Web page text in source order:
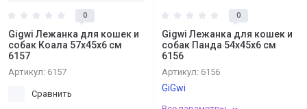
0
Gigwi Лежанка для кошек и
собак Коала 57x45x6 см
6157
Артикул: 6157
Сравнить
0
Gigwi Лежанка для кошек и
собак Панда 54x45x6 см
6156
Артикул: 6156
GiGwi